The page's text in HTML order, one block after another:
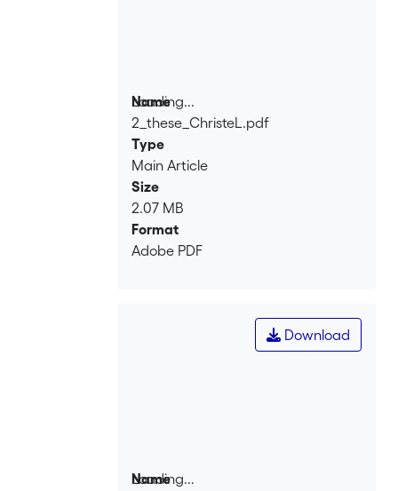
Loading...
Loading...
Name
2_these_ChristeL.pdf
Type
Main Article
Size
2.07 MB
Format
Adobe PDF
Loading...
Download
Name